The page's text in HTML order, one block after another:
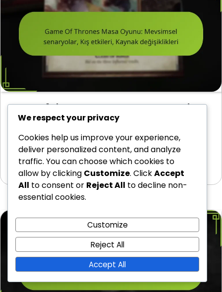
Game Of Thrones Masa Oyunu: Mevsimsel
senaryolar, Kış etkileri, Kaynak değişiklikleri
mevsimlerini yansıtan benzersiz oyun unsurları sunan
mevsimsel senaryolar…
09/03/2026
We respect your privacy
Cookies help us improve your experience,
deliver personalized content, and analyze
traffic. You can choose which cookies to
allow by clicking Customize. ClickAccept
All to consent or Reject All to decline non-
essential cookies.
Customize
Reject All
Accept All